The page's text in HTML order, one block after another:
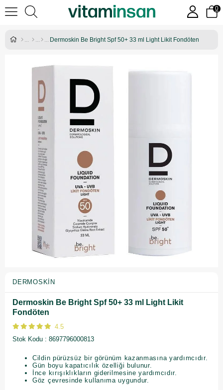
0
Dermoskin Be Bright Spf 50+ 33 ml Light Likit Fondöten
DERMOSKIN
Dermoskin Be Bright Spf 50+ 33 ml Light Likit
Fondöten
4.5
Stok Kodu
8697796000813
Cildin pürüzsüz bir görünüm kazanmasına yardımcıdır.
Gün boyu kapatıcılık özelliği bulunur.
İnce kırışıklıkların giderilmesine yardımcıdır.
Göz çevresinde kullanıma uygundur.